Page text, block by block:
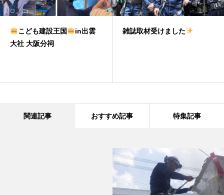
こども建設王国
in出雲
大社 大阪分祠
雑誌取材受けました
関連記事 おすすめ記事 特集記事